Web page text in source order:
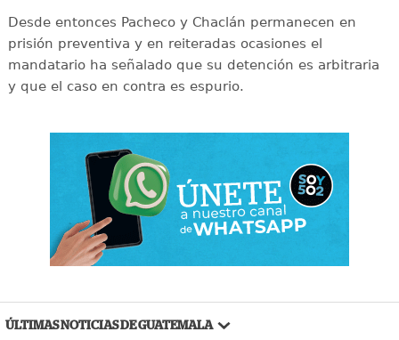
Desde entonces Pacheco y Chaclán permanecen en
prisión preventiva y en reiteradas ocasiones el
mandatario ha señalado que su detención es arbitraria
y que el caso en contra es espurio.
ÚLTIMAS NOTICIAS DE GUATEMALA